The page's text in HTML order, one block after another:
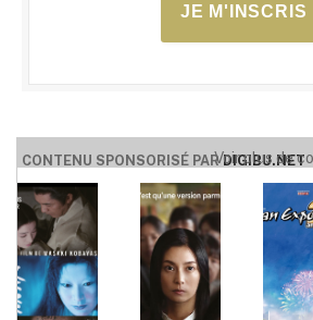
JE M'INSCRIS
CONTENU SPONSORISÉ PARDIGIBU.NET
Voir plus de